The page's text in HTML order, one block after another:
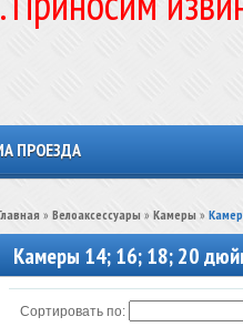
ПРОЕЗДА
» Велоаксессуары » Камеры »
Камеры 14; 16; 18; 20
Сортировать по: